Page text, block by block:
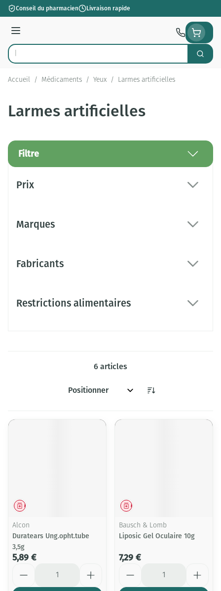
Aller au contenu
Conseil du pharmacien Livraison rapide
Menu
Rechercher
Accueil / Médicaments / Yeux / Larmes artificielles
Larmes artificielles
Filtre
Prix
Marques
Fabricants
Restrictions alimentaires
6 articles
Trier par:
Médicament
Alcon
Duratears Ung.opht.tube
3,5g
5,89 €
Médicament
Bausch & Lomb
Liposic Gel Oculaire 10g
7,29 €